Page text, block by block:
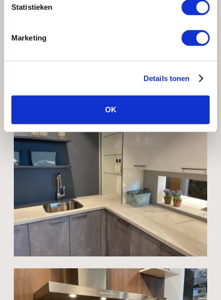
Statistieken
Marketing
Details tonen
OK